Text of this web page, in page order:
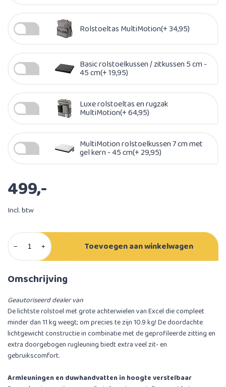
Rolstoeltas MultiMotion(+ 34,95)
Basic rolstoelkussen / zitkussen 5 cm -
45 cm(+ 19,95)
Luxe rolstoeltas en rugzak
MultiMotion(+ 64,95)
MultiMotion rolstoelkussen 7 cm met
gel kern - 45 cm(+ 29,95)
499,-
Incl. btw
− + Toevoegen aan winkelwagen
Omschrijving
Geautoriseerd dealer van
De lichtste rolstoel met grote achterwielen van Excel die compleet
minder dan 11 kg weegt; om precies te zijn 10.9 kg! De doordachte
lichtgewicht constructie in combinatie met de geprofileerde zitting en
extra doorgebogen rugleuning biedt extra veel zit- en
gebruikscomfort.
Armleuningen en duwhandvatten in hoogte verstelbaar